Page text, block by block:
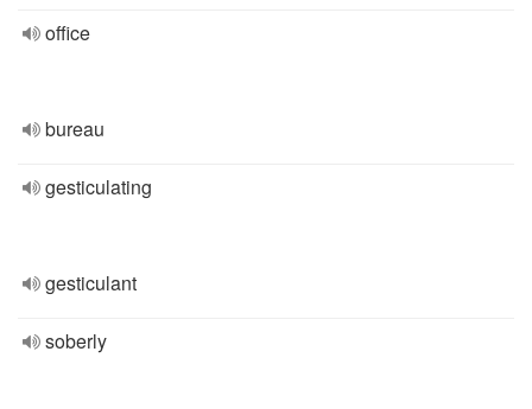
office
bureau
gesticulating
gesticulant
soberly